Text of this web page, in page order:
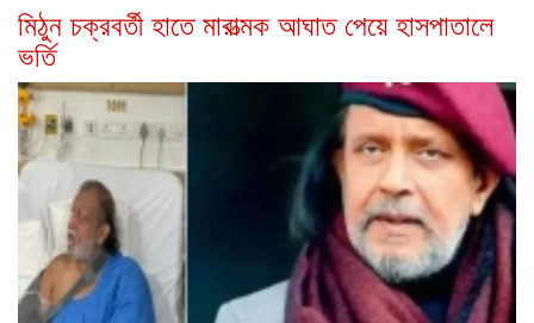
মিঠুন চক্রবর্তী হাতে মারাত্মক আঘাত পেয়ে হাসপাতালে
ভর্তি